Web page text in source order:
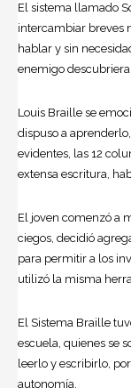
El sistema llamado
intercambiar breves
hablar y sin
enemigo descubriera
Louis Braille se
dispuso a
evidentes, las 12
extensa escritura,
El joven comenzó a
ciegos, decidió
para permitir a los
utilizó la misma
El Sistema Braille
escuela, quienes se
leerlo y escribirlo,
autonomía.